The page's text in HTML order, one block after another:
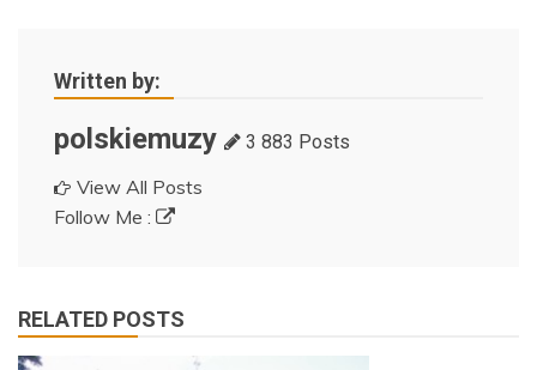
Written by:
polskiemuzy 3 883 Posts
View All Posts
Follow Me :
RELATED POSTS